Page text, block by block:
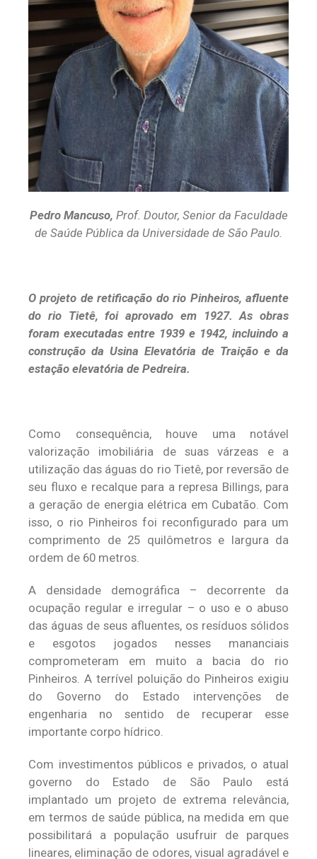
Pedro Mancuso, Prof. Doutor, Senior da Faculdade
de Saúde Pública da Universidade de São Paulo.
O projeto de retificação do rio Pinheiros, afluente
do rio Tietê, foi aprovado em 1927. As obras
foram executadas entre 1939 e 1942, incluindo a
construção da Usina Elevatória de Traição e da
estação elevatória de Pedreira.
Como consequência, houve uma notável
valorização imobiliária de suas várzeas e a
utilização das águas do rio Tietê, por reversão de
seu fluxo e recalque para a represa Billings, para
a geração de energia elétrica em Cubatão. Com
isso, o rio Pinheiros foi reconfigurado para um
comprimento de 25 quilômetros e largura da
ordem de 60 metros.
A densidade demográfica – decorrente da
ocupação regular e irregular – o uso e o abuso
das águas de seus afluentes, os resíduos sólidos
e esgotos jogados nesses mananciais
comprometeram em muito a bacia do rio
Pinheiros. A terrível poluição do Pinheiros exigiu
do Governo do Estado intervenções de
engenharia no sentido de recuperar esse
importante corpo hídrico.
Com investimentos públicos e privados, o atual
governo do Estado de São Paulo está
implantado um projeto de extrema relevância,
em termos de saúde pública, na medida em que
possibilitará a população usufruir de parques
lineares, eliminação de odores, visual agradável e